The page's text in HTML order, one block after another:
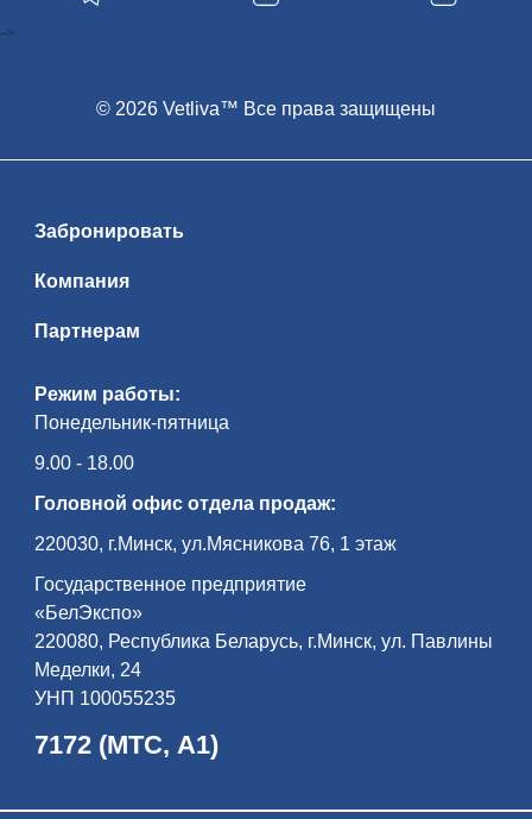
Режим работы:
Понедельник-пятница
9.00 - 18.00
Головной офис отдела продаж:
220030, г.Минск, ул.Мясникова 76, 1 этаж
Государственное предприятие
«БелЭкспо»
220080, Республика Беларусь, г.Минск, ул. Павлины
Меделки, 24
УНП 100055235
7172 (МТС, А1)
Забронировать
Компания
Партнерам
© 2026 Vetliva™ Все права защищены
-->